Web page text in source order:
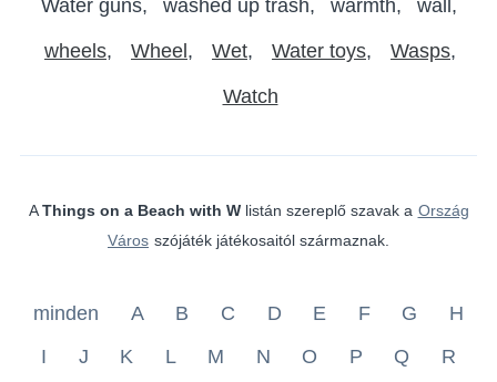
Water guns washed up trash warmth wall
wheels Wheel Wet Water toys Wasps
Watch
AThings on a Beach with Wlistán szereplő szavak a Ország
Város szójáték játékosaitól származnak.
minden A B C D E F G
H
I
J K L M N O P Q R